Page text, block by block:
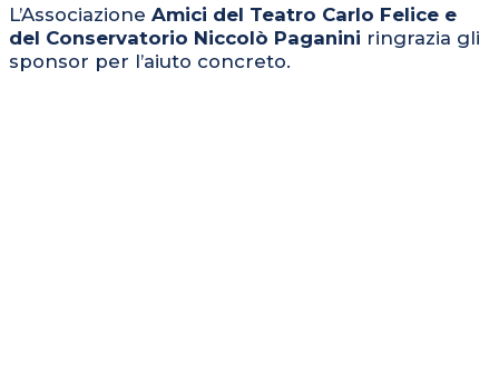
L’Associazione Amici del Teatro Carlo Felice e
del Conservatorio Niccolò Paganini ringrazia gli
sponsor per l’aiuto concreto.